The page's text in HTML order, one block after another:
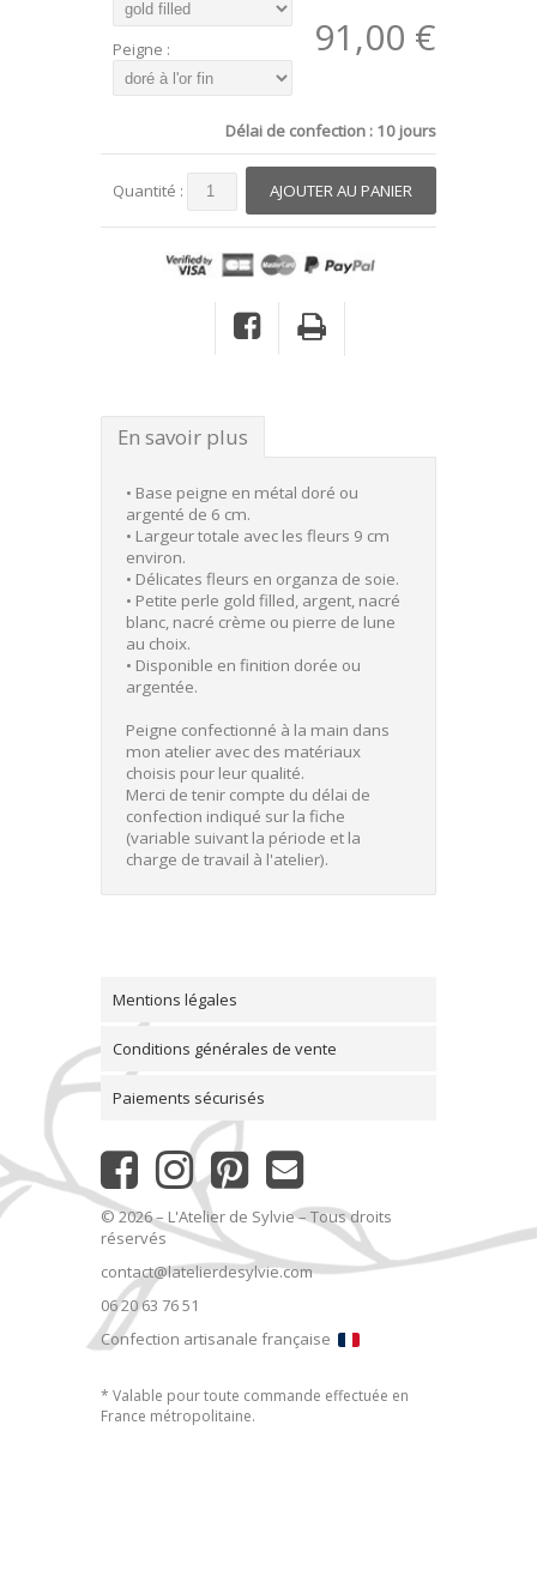
Peigne : 91,00 €
Délai de confection : 10 jours
Quantité :
En savoir plus
• Base peigne en métal doré ou
argenté de 6 cm.
• Largeur totale avec les fleurs 9 cm
environ.
• Délicates fleurs en organza de soie.
• Petite perle gold filled, argent, nacré
blanc, nacré crème ou pierre de lune
au choix.
• Disponible en finition dorée ou
argentée.
Peigne confectionné à la main dans
mon atelier avec des matériaux
choisis pour leur qualité.
Merci de tenir compte du délai de
confection indiqué sur la fiche
(variable suivant la période et la
charge de travail à l'atelier).
Mentions légales
Conditions générales de vente
Paiements sécurisés
© 2026 – L'Atelier de Sylvie – Tous droits
réservés
contact@latelierdesylvie.com
06 20 63 76 51
Confection artisanale française
* Valable pour toute commande effectuée en
France métropolitaine.